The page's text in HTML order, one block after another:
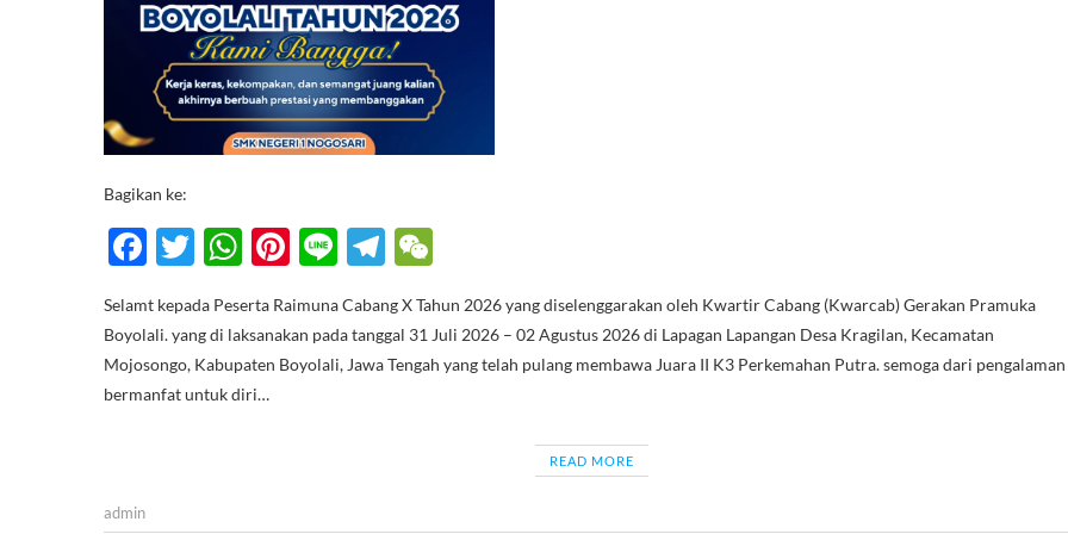
Bagikan ke:
F
e
b
o
T
itt
er
W
at
s
A
Pi
er
es
Li
e
T
e
gr
C
h
Selamt kepada Peserta Raimuna Cabang X Tahun 2026 yang diselenggarakan oleh Kwartir Cabang (Kwarcab) Gerakan Pramuka
Boyolali. yang di laksanakan pada tanggal 31 Juli 2026 – 02 Agustus 2026 di Lapagan Lapangan Desa Kragilan, Kecamatan
Mojosongo, Kabupaten Boyolali, Jawa Tengah yang telah pulang membawa Juara II K3 Perkemahan Putra. semoga dari pengalaman
bermanfat untuk diri…
READ MORE
admin